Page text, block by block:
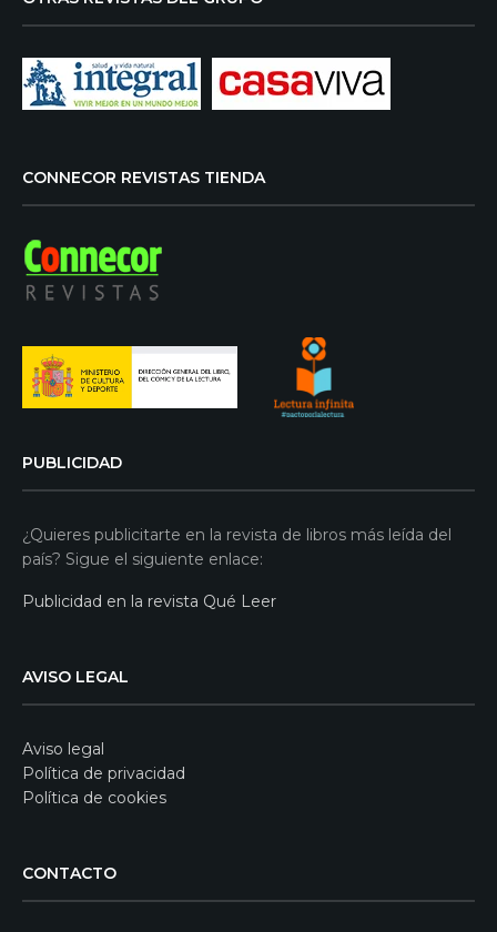
CONNECOR REVISTAS TIENDA
PUBLICIDAD
¿Quieres publicitarte en la revista de libros más leída del
país? Sigue el siguiente enlace:
Publicidad en la revista Qué Leer
AVISO LEGAL
Aviso legal
Política de privacidad
Política de cookies
CONTACTO